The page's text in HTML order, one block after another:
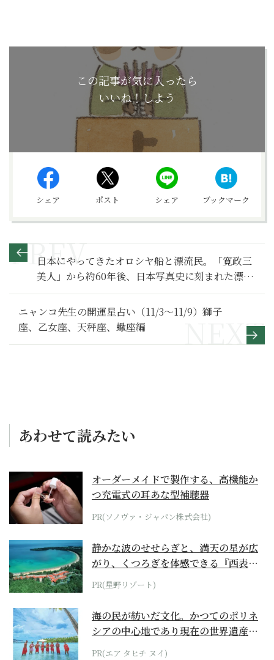
この記事が気に入ったら
いいね！しよう
シェア ポスト シェア ブックマーク
日本にやってきたオロシヤ船と漂流民。「寛政三
美人」から約60年後、日本写真史に刻まれた漂流
民たちの姿【べらぼう～蔦重栄華乃夢噺～ 満喫リ
ポート】漂流民編
ニャンコ先生の開運星占い（11/3～11/9）獅子
座、乙女座、天秤座、蠍座編
あわせて読みたい
オーダーメイドで製作する、高機能か
つ充電式の耳あな型補聴器
PR(ソノヴァ・ジャパン株式会社)
静かな波のせせらぎと、満天の星が広
がり、くつろぎを体感できる『西表島
ホテル by...
PR(星野リゾート)
海の民が紡いだ文化。かつてのポリネ
シアの中心地であり現在の世界遺産か
らみえてくる...
PR(エア タヒチ ヌイ)